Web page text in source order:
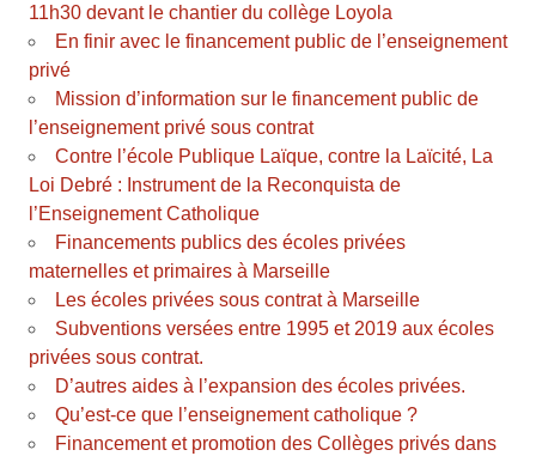
11h30 devant le chantier du collège Loyola
En finir avec le financement public de l’enseignement
privé
Mission d’information sur le financement public de
l’enseignement privé sous contrat
Contre l’école Publique Laïque, contre la Laïcité, La
Loi Debré : Instrument de la Reconquista de
l’Enseignement Catholique
Financements publics des écoles privées
maternelles et primaires à Marseille
Les écoles privées sous contrat à Marseille
Subventions versées entre 1995 et 2019 aux écoles
privées sous contrat.
D’autres aides à l’expansion des écoles privées.
Qu’est-ce que l’enseignement catholique ?
Financement et promotion des Collèges privés dans